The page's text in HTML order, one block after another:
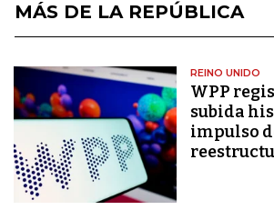
MÁS DE LA REPÚBLICA
REINO UNIDO
WPP
subida
impulso